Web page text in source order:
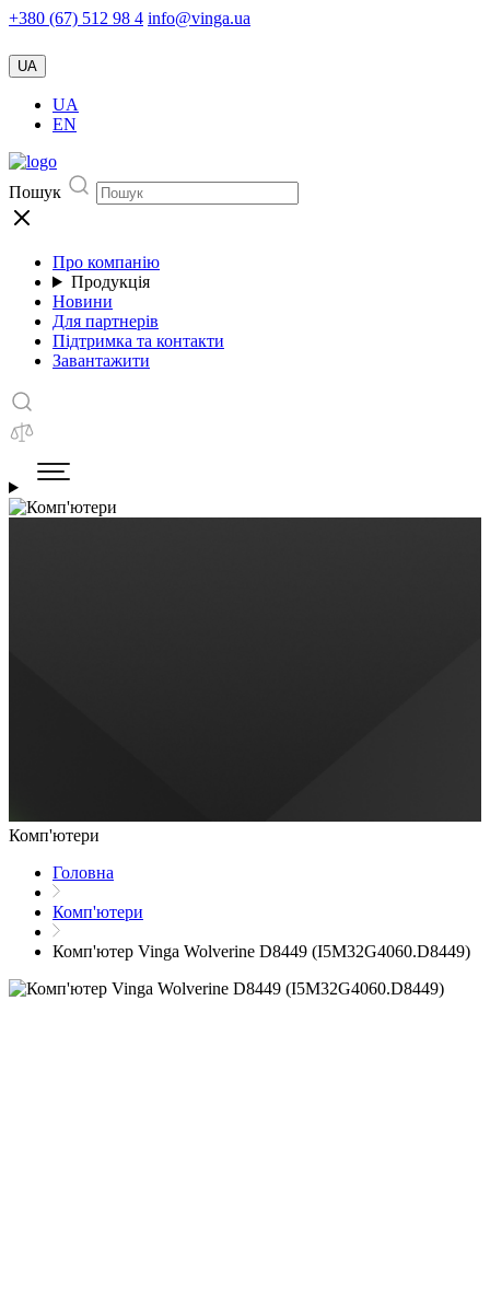
+380 (67) 512 98 4 info@vinga.ua
UA
UA
EN
Пошук
Про компанію
Продукція
Новини
Для партнерів
Підтримка та контакти
Завантажити
Комп'ютери
Головна
Комп'ютери
Комп'ютер Vinga Wolverine D8449 (I5M32G4060.D8449)